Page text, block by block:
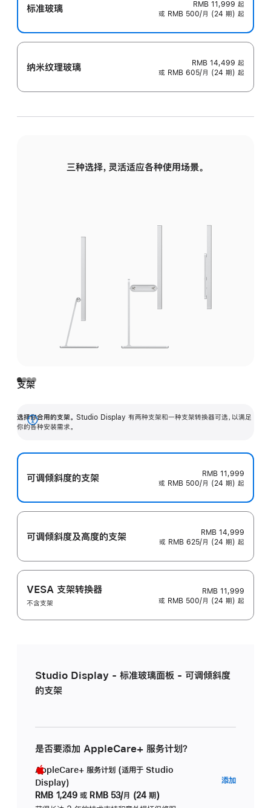
标准玻璃 RMB 11,999 起
或 RMB 500/月 (24 期) 起
纳米纹理玻璃 RMB 14,499 起
或 RMB 605/月 (24 期) 起
三种选择，灵活适应各种使用场景。
支架
选择你合用的支架。 Studio Display 有两种支架和一种支架转换器可选，以满足
你的各种安装需求。
展
可调倾斜度的支架
RMB 11,999
或 RMB 500/月 (24 期) 起
可调倾斜度及高‍度的支‍架
RMB 14,999
或 RMB 625/月 (24 期) 起
VESA 支架转换器
不含支架
RMB 11,999
或 RMB 500/月 (24 期) 起
Studio Display - 标准玻璃面板 - 可调倾斜度
的支架
是否要添加 AppleCare+ 服务计划？
AppleCare+ 服务计划 (适用于 Studio
Display)
RMB 1,249 或 RMB 53/月 (24 期)
添加